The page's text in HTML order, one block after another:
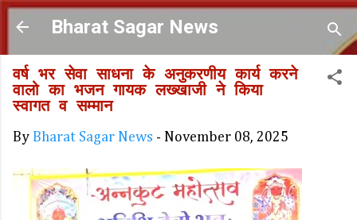
Skip to main content
Bharat Sagar News
वर्ष भर सेवा साधना के अनुकरणीय कार्य करने
वालो का भजन गायक लख्खाजी ने किया
स्वागत व सम्मान
By Bharat Sagar News - November 08, 2025